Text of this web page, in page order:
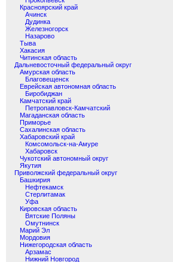
Красноярский край
Ачинск
Дудинка
Железногорск
Назарово
Тыва
Хакасия
Читинская область
Дальневосточный федеральный округ
Амурская область
Благовещенск
Еврейская автономная область
Биробиджан
Камчатский край
Петропавловск-Камчатский
Магаданская область
Приморье
Сахалинская область
Хабаровский край
Комсомольск-на-Амуре
Хабаровск
Чукотский автономный округ
Якутия
Приволжский федеральный округ
Башкирия
Нефтекамск
Стерлитамак
Уфа
Кировская область
Вятские Поляны
Омутнинск
Марий Эл
Мордовия
Нижегородская область
Арзамас
Нижний Новгород